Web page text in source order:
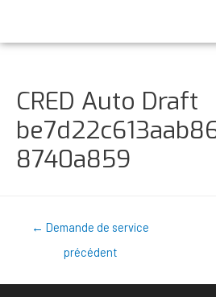
CRED Auto Draft
8740a859
← Demande de service
précédent